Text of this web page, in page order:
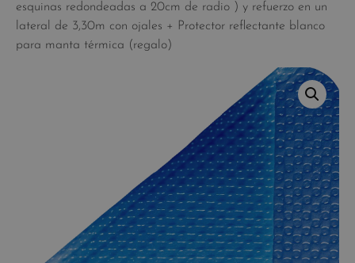
esquinas redondeadas a 20cm de radio ) y refuerzo en un
lateral de 3,30m con ojales + Protector reflectante blanco
para manta térmica (regalo)